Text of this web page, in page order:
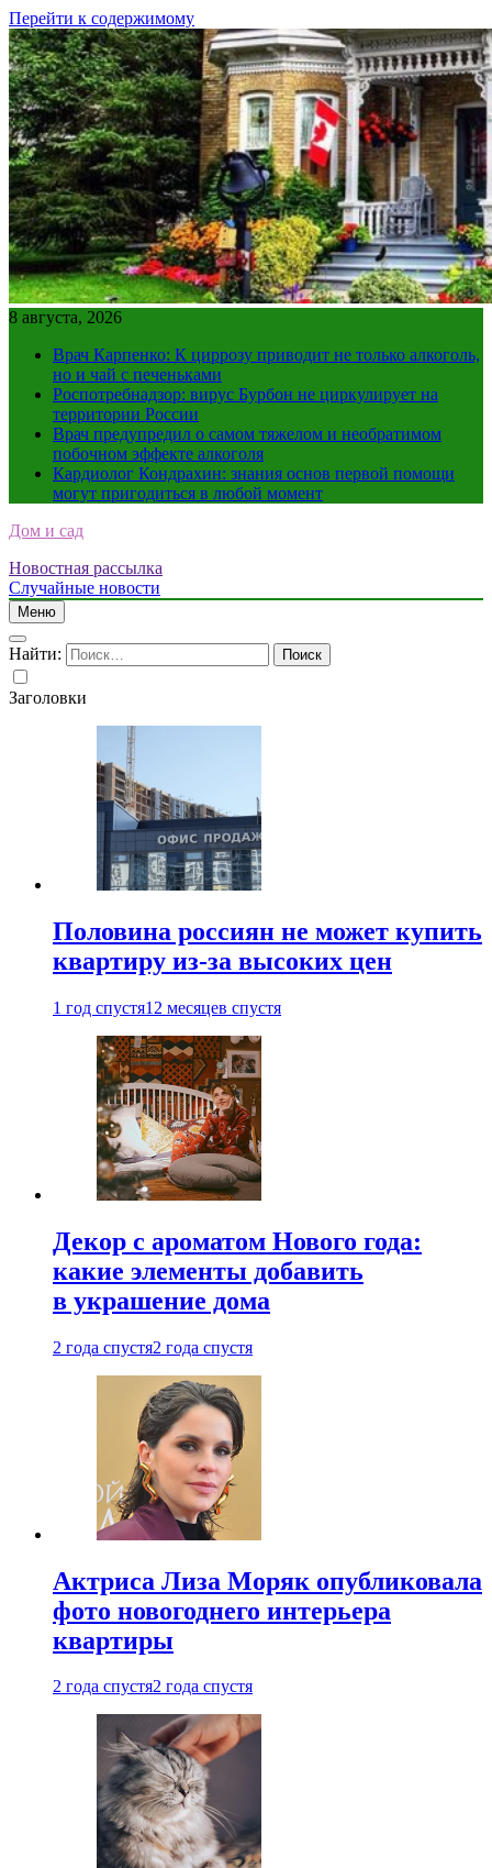
Перейти к содержимому
8 августа, 2026
Врач Карпенко: К циррозу приводит не только алкоголь,
но и чай с печеньками
Роспотребнадзор: вирус Бурбон не циркулирует на
территории России
Врач предупредил о самом тяжелом и необратимом
побочном эффекте алкоголя
Кардиолог Кондрахин: знания основ первой помощи
могут пригодиться в любой момент
Дом и сад
Новостная рассылка
Случайные новости
Меню
Найти:
Заголовки
Половина россиян не может купить
квартиру из-за высоких цен
1 год спустя12 месяцев спустя
Декор с ароматом Нового года:
какие элементы добавить
в украшение дома
2 года спустя2 года спустя
Актриса Лиза Моряк опубликовала
фото новогоднего интерьера
квартиры
2 года спустя2 года спустя